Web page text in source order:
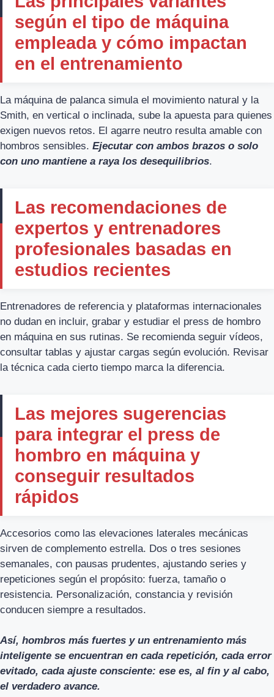
según el tipo de máquina
empleada y cómo impactan
en el entrenamiento
La máquina de palanca simula el movimiento natural y la
Smith, en vertical o inclinada, sube la apuesta para quienes
exigen nuevos retos. El agarre neutro resulta amable con
hombros sensibles. Ejecutar con ambos brazos o solo
con uno mantiene a raya los desequilibrios.
Las recomendaciones de
expertos y entrenadores
profesionales basadas en
estudios recientes
Entrenadores de referencia y plataformas internacionales
no dudan en incluir, grabar y estudiar el press de hombro
en máquina en sus rutinas. Se recomienda seguir vídeos,
consultar tablas y ajustar cargas según evolución. Revisar
la técnica cada cierto tiempo marca la diferencia.
Las mejores sugerencias
para integrar el press de
hombro en máquina y
conseguir resultados
rápidos
Accesorios como las elevaciones laterales mecánicas
sirven de complemento estrella. Dos o tres sesiones
semanales, con pausas prudentes, ajustando series y
repeticiones según el propósito: fuerza, tamaño o
resistencia. Personalización, constancia y revisión
conducen siempre a resultados.
Así, hombros más fuertes y un entrenamiento más
inteligente se encuentran en cada repetición, cada error
evitado, cada ajuste consciente: ese es, al fin y al cabo,
el verdadero avance.